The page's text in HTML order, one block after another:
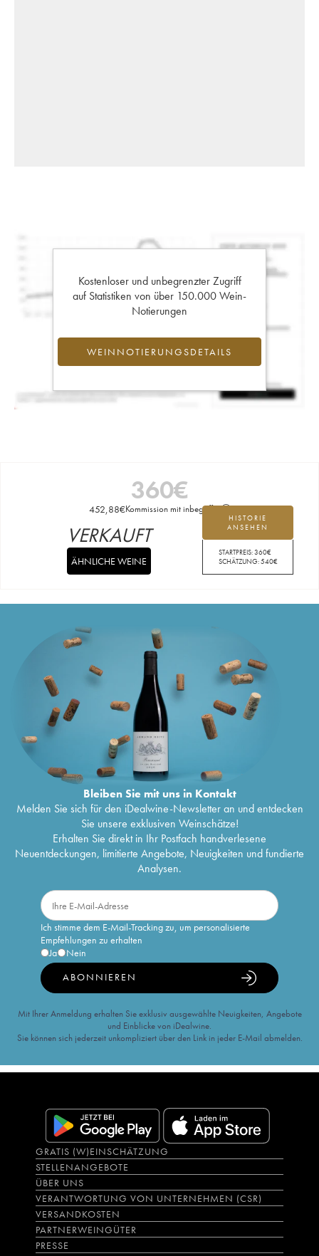
Kostenloser und unbegrenzter Zugriff
auf Statistiken von über 150.000 Wein-
Notierungen
WEINNOTIERUNGSDETAILS
360€
452,88€Kommission mit inbegriffen
HISTORIE
ANSEHEN
STARTPREIS:360€
SCHÄTZUNG:540€
VERKAUFT
ÄHNLICHE WEINE
Bleiben Sie mit uns in Kontakt
Melden Sie sich für den iDealwine-Newsletter an und entdecken
Sie unsere exklusiven Weinschätze!
Erhalten Sie direkt in Ihr Postfach handverlesene
Neuentdeckungen, limitierte Angebote, Neuigkeiten und fundierte
Analysen.
Ich stimme dem E-Mail-Tracking zu, um personalisierte
Empfehlungen zu erhalten
Ja
Nein
ABONNIEREN
Mit Ihrer Anmeldung erhalten Sie exklusiv ausgewählte Neuigkeiten, Angebote
und Einblicke von iDealwine.
Sie können sich jederzeit unkompliziert über den Link in jeder E-Mail abmelden.
GRATIS (W)EINSCHÄTZUNG
STELLENANGEBOTE
ÜBER UNS
VERANTWORTUNG VON UNTERNEHMEN (CSR)
VERSANDKOSTEN
PARTNERWEINGÜTER
PRESSE